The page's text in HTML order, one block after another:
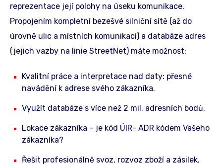
reprezentace její polohy na úseku komunikace.
Propojením kompletní bezešvé silniční sítě (až do
úrovně ulic a místních komunikací) a databáze adres
(jejich vazby na linie StreetNet) máte možnost:
Kvalitní práce a interpretace nad daty: přesné
navádění k adrese svého zákazníka.
Využít databáze s více než 2 mil. adresních bodů.
Lokace zákazníka – je kód ÚIR- ADR kódem Vašeho
zákazníka?
Řešit profesionálně svoz, rozvoz zboží a zásilek.